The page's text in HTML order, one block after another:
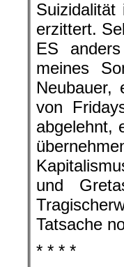
Suizidalität
erzittert.
ES
meines
Neubauer,
von
abgelehnt,
und
Tatsache
* * * *